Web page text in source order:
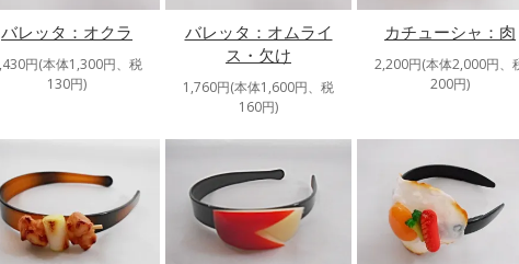
バレッタ：オクラ
円(本体1,300円、税
130円)
バレッタ：オムライ
ス・欠け
1,760円(本体1,600円、税
160円)
カチューシャ：肉
2,200円(本体2,000円、
200円)